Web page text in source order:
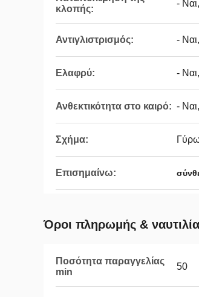
κλοπής:
-
Αντιγλιστρισμός: -
Ελαφρύ: -
Ανθεκτικότητα στο καιρό: -
Σχήμα:
Επισημαίνω:
Όροι πληρωμής &
Ποσότητα παραγγελίας
min
50